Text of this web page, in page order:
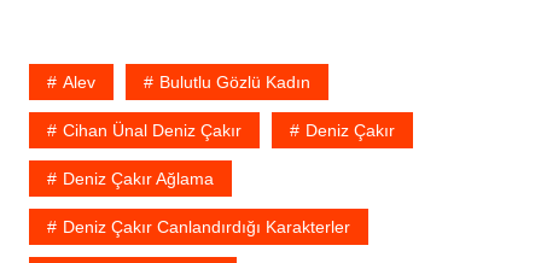
Alev Bulutlu Gözlü Kadın
Cihan Ünal Deniz Çakır Deniz Çakır
Deniz Çakır Ağlama
Deniz Çakır Canlandırdığı Karakterler